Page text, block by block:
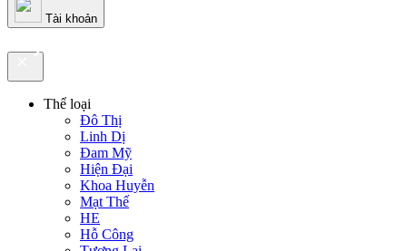
Tài khoản
truyenfullz.com
Thể loại
Đô Thị
Linh Dị
Đam Mỹ
Hiện Đại
Khoa Huyễn
Mạt Thế
HE
Hỗ Công